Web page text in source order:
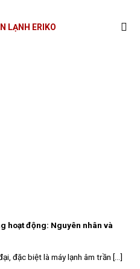
LẠNH ERIKO
hoạt động: Nguyên nhân và
đặc biệt là máy lạnh âm trần [...]